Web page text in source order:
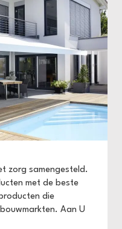
zorg samengesteld.
met de beste
die
Aan U